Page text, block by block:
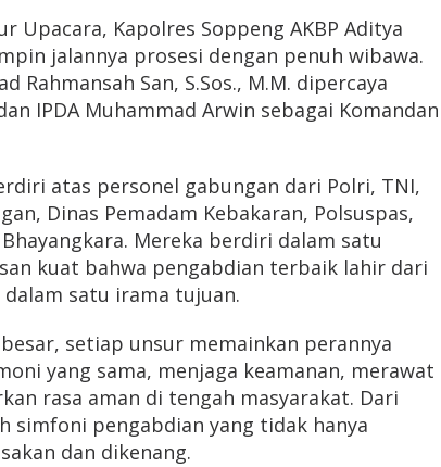
Upacara, Kapolres Soppeng AKBP Aditya
jalannya prosesi dengan penuh wibawa.
Rahmansah San, S.Sos., M.M. dipercaya
IPDA Muhammad Arwin sebagai Komandan
atas personel gabungan dari Polri, TNI,
Dinas Pemadam Kebakaran, Polsuspas,
Bhayangkara. Mereka berdiri dalam satu
kuat bahwa pengabdian terbaik lahir dari
satu irama tujuan.
setiap unsur memainkan perannya
yang sama, menjaga keamanan, merawat
rasa aman di tengah masyarakat. Dari
simfoni pengabdian yang tidak hanya
dan dikenang.